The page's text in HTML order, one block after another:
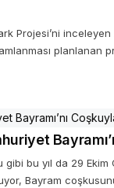
Projesi’ni
planlanan
gibi bu yıl da 29
Bayram